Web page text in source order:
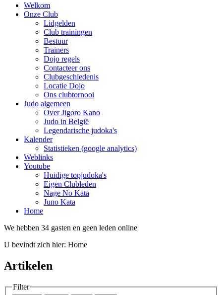
Welkom
Onze Club
Lidgelden
Club trainingen
Bestuur
Trainers
Dojo regels
Contacteer ons
Clubgeschiedenis
Locatie Dojo
Ons clubtornooi
Judo algemeen
Over Jigoro Kano
Judo in België
Legendarische judoka's
Kalender
Statistieken (google analytics)
Weblinks
Youtube
Huidige topjudoka's
Eigen Clubleden
Nage No Kata
Juno Kata
Home
We hebben 34 gasten en geen leden online
U bevindt zich hier: Home
Artikelen
Filter